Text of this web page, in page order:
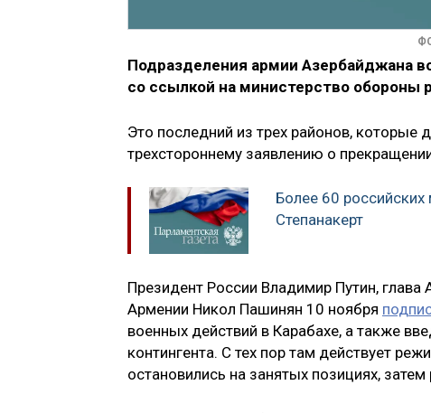
Подразделения армии Азербайджана
со ссылкой на министерство обороны
Это последний из трех районов,
трехстороннему заявлению о
Более 60
Степанакерт
Президент России Владимир Путин,
Армении Никол Пашинян 10 ноября
военных действий в Карабахе, а также
контингента. С тех пор там действует
остановились на занятых позициях,